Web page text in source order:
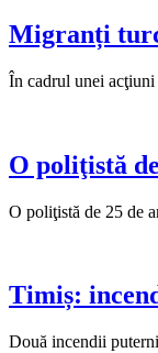
Migranți
În cadrul unei
O poliţistă
O poliţistă de 25 de
Timiș:
Două incendii